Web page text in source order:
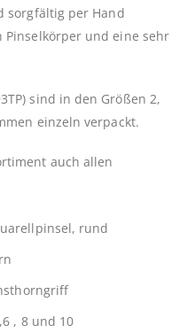
sorgfältig per Hand
und eine sehr
sind in den Größen 2,
einzeln verpackt.
auch allen
rund
, 8 und 10